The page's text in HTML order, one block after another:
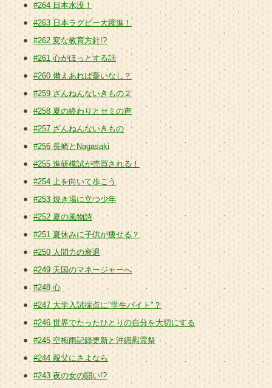
#264 日本水没！
#263 日本ラグビー大躍進！
#262 変な教育方針!?
#261 心がほっとする話
#260 備えあれば憂いなし？
#259 ざんねんないきもの２
#258 夏の終わりとセミの声
#257 ざんねんないきもの
#256 長崎とNagasaki
#255 進研模試が売買される！
#254 上を向いて歩こう
#253 焼き場に立つ少年
#252 夏の風物詩
#251 夏休みに子供が痩せる？
#250 人間力の衰退
#249 天国のマネージャーへ
#248 心
#247 大学入試採点に"学生バイト"？
#246 世界でたったひとりの自分を大切にする
#245 空梅雨記録更新と沖縄慰霊祭
#244 親父にさよなら
#243 夜の女の闘い!?